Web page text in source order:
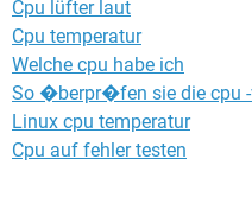
Cpu lüfter laut
Cpu temperatur
Welche cpu habe ich
So �berpr�fen sie die cpu
Linux cpu temperatur
Cpu auf fehler testen